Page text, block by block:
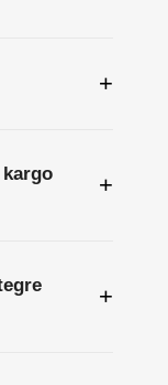
+
kargo
+
+